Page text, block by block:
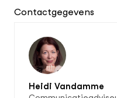
Contactgegevens
Heidi Vandamme